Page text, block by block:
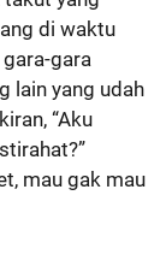
di waktu
gara
lain yang udah
“Aku
mau gak mau